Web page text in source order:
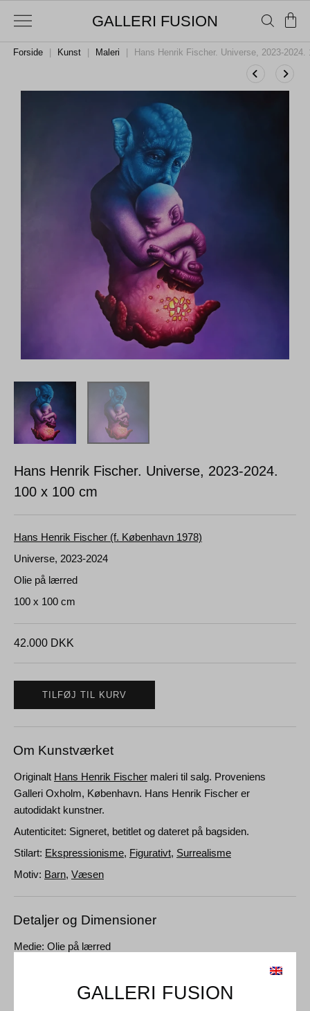
GALLERI FUSION
Forside Kunst Maleri Hans Henrik Fischer. Universe, 2023-2024.
Hans Henrik Fischer. Universe, 2023-2024.
100 x 100 cm
Hans Henrik Fischer (f. København 1978)
Universe, 2023-2024
Olie på lærred
100 x 100 cm
42.000 DKK
TILFØJ TIL KURV
Om Kunstværket
Originalt Hans Henrik Fischer maleri til salg. Proveniens
Galleri Oxholm, København. Hans Henrik Fischer er
autodidakt kunstner.
Autenticitet: Signeret, betitlet og dateret på bagsiden.
Stilart: Ekspressionisme, Figurativt, Surrealisme
Motiv: Barn, Væsen
Detaljer og Dimensioner
Medie: Olie på lærred
Størrelse: 100 x 100 cmGALLERI FUSION